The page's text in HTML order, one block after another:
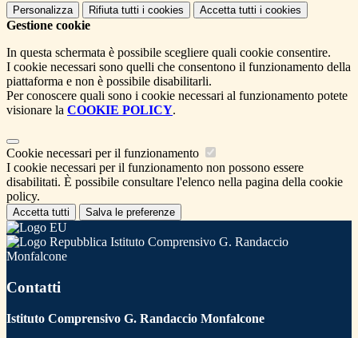
Personalizza Rifiuta tutti i cookies Accetta tutti i cookies
Gestione cookie
In questa schermata è possibile scegliere quali cookie consentire.
I cookie necessari sono quelli che consentono il funzionamento della
piattaforma e non è possibile disabilitarli.
Per conoscere quali sono i cookie necessari al funzionamento potete
visionare la COOKIE POLICY.
Cookie necessari per il funzionamento
I cookie necessari per il funzionamento non possono essere
disabilitati. È possibile consultare l'elenco nella pagina della cookie
policy.
Accetta tutti Salva le preferenze
Istituto Comprensivo G. Randaccio
Monfalcone
Contatti
Istituto Comprensivo G. Randaccio Monfalcone